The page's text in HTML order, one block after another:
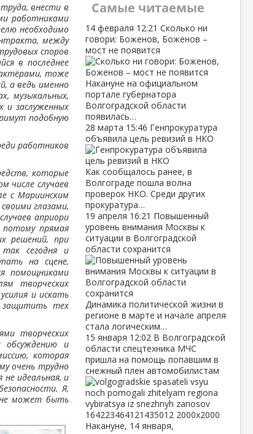
внести в
работниками
необходимо
между
споров
в последнее
тоже
а ведь именно
музыкальных,
и заслуженных
подобную
работников
которые
числе случаев
с Мариинским
глазами,
априори
потому прямая
решений, при
сегодня и
на сцене,
помощниками
творческих
и искать
защитить тех
творческих
обсуждению и
которая
очень трудно
идеальная, и
Я,
не может быть
Самые читаемые
14 февраля 12:21 Сколько ни
говори: Боженов, Боженов –
мост не появится
Накануне на официальном
портале губернатора
Волгоградской области
появилась…
28 марта 15:46 Генпрокуратура
объявила цель ревизий в НКО
Как сообщалось ранее, в
Волгограде пошла волна
проверок НКО. Среди других
прокуратура…
19 апреля 16:21 Повышенный
уровень внимания Москвы к
ситуации в Волгоградской
области сохранится
Динамика политической жизни в
регионе в марте и начале апреля
стала логическим…
15 января 12:02 В Волгоградской
области спецтехника МЧС
пришла на помощь попавшим в
снежный плен автомобилистам
Накануне, 14 января,